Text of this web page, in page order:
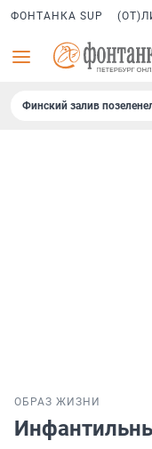
ФОНТАНКА SUP
Финский залив
ОБРАЗ ЖИЗНИ